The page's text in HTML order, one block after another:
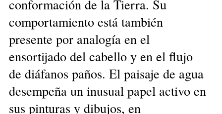
conformación de la Tierra. Su
comportamiento está también
presente por analogía en el
ensortijado del cabello y en el flujo
de diáfanos paños. El paisaje de agua
desempeña un inusual papel activo en
sus pinturas y dibujos, en